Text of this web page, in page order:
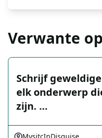
Verwante
Schrijf
elk onderwerp
zijn. …